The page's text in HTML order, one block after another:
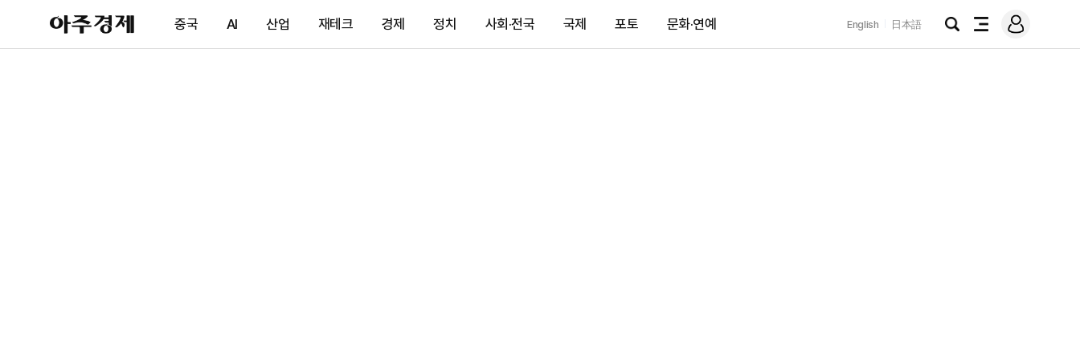
아
주
제
중국 AI 산업 재테크 경제 정치 사회·전국 국제 포토 문화·연예 English 日本語
검
전
메
그